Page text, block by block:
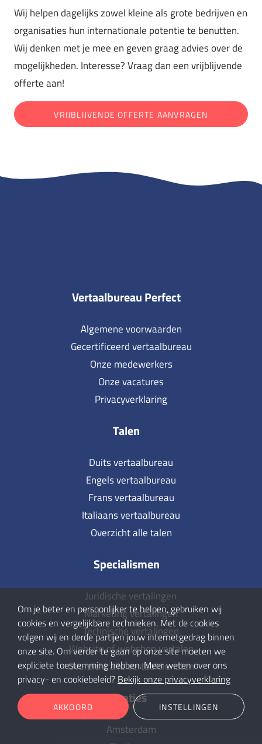
Wij helpen dagelijks zowel kleine als grote bedrijven en
organisaties hun internationale potentie te benutten.
Wij denken met je mee en geven graag advies over de
mogelijkheden. Interesse? Vraag dan een vrijblijvende
offerte aan!
VRIJBLIJVENDE OFFERTE AANVRAGEN
Vertaalbureau Perfect
Algemene voorwaarden
Gecertificeerd vertaalbureau
Onze medewerkers
Onze vacatures
Privacyverklaring
Talen
Duits vertaalbureau
Engels vertaalbureau
Frans vertaalbureau
Italiaans vertaalbureau
Overzicht alle talen
Specialismen
Juridische vertalingen
Marketing vertalingen
Technische vertalingen
Website of webshop vertalen
Overzicht alle vertaaldiensten
Locaties
Amsterdam
Om je beter en persoonlijker te helpen, gebruiken wij
cookies en vergelijkbare technieken. Met de cookies
volgen wij en derde partijen jouw internetgedrag binnen
onze site. Om verder te gaan op onze site moeten we
expliciete toestemming hebben. Meer weten over ons
privacy- en cookiebeleid? Bekijk onze privacyverklaring
AKKOORD INSTELLINGEN